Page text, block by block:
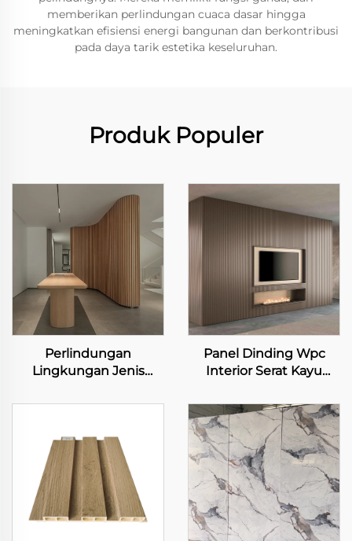
memberikan perlindungan cuaca dasar hingga
meningkatkan efisiensi energi bangunan dan berkontribusi
pada daya tarik estetika keseluruhan.
Produk Populer
Perlindungan
Lingkungan Jenis
Bambu Tahan Air dan
Dekorasi Dinding
Interior
Panel Dinding Wpc
Interior Serat Kayu
Indoor